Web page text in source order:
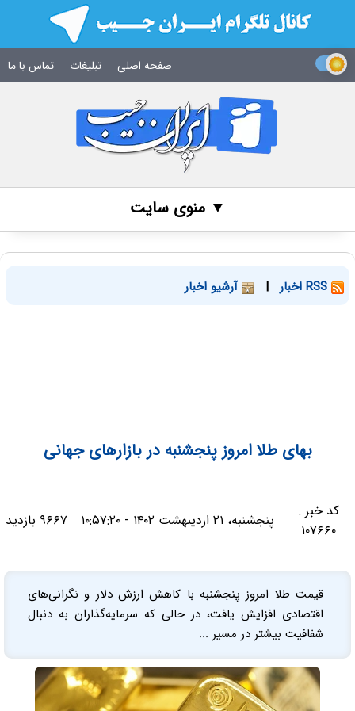
صفحه اصلی تبلیغات تماس با ما
▼ منوی سایت
| آرشیو اخبار
بهای طلا امروز پنجشنبه در بازارهای جهانی
کد خبر :
۱۰۷۶۶۰
پنجشنبه، ۲۱ اردیبهشت ۱۴۰۲ - ۱۰:۵۷:۲۰ ۹۶۶۷ بازدید
قیمت طلا امروز پنجشنبه با کاهش ارزش دلار و نگرانی‌های
اقتصادی افزایش یافت، در حالی که سرمایه‌گذاران به دنبال
شفافیت بیشتر در مسیر ...